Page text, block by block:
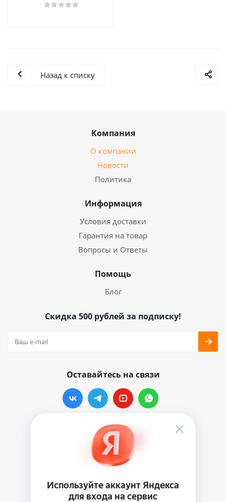
Назад к списку
Компания
О компании
Новости
Политика
Информация
Условия доставки
Гарантия на товар
Вопросы и Ответы
Помощь
Блог
Скидка 500 рублей за подписку!
Оставайтесь на связи
Наши контакты
info@vinylmarkt.ru